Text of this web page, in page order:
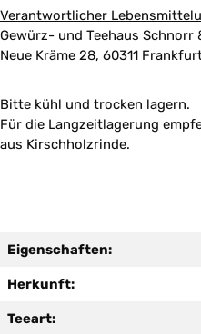
Verantwortlicher
Gewürz- und Teehaus Schnorr
Neue Kräme 28, 60311
Bitte kühl und trocken lagern.
Für die Langzeitlagerung
aus Kirschholzrinde.
Eigenschaften:
Herkunft:
Teeart: